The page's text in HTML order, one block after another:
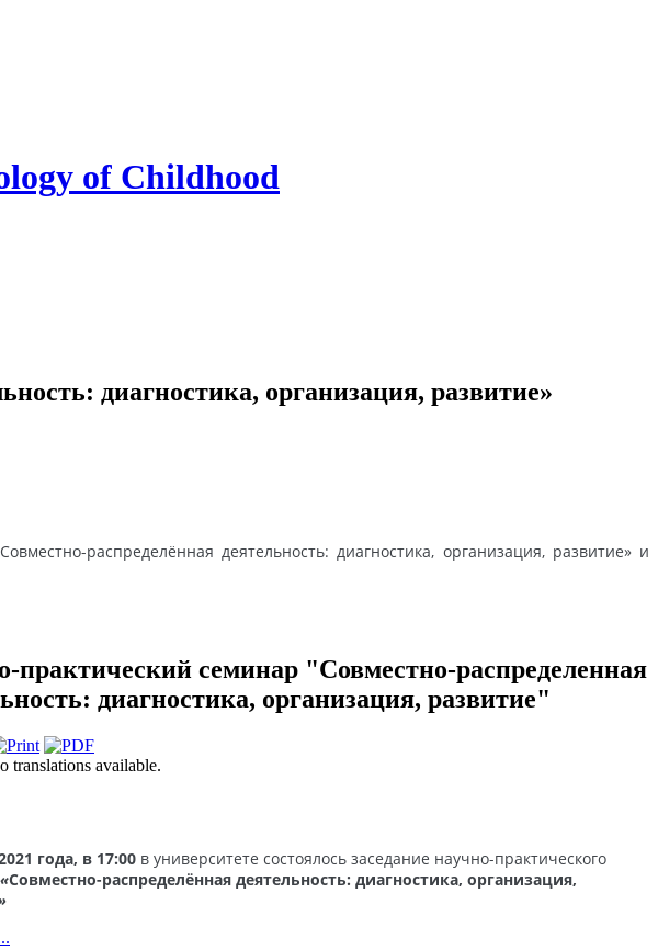
of Childhood
диагностика, организация, развитие»
распределённая деятельность: диагностика, организация, развитие» и
практический семинар "Совместно-распределенная
диагностика, организация, развитие"
translations available.
года, в 17:00 в университете состоялось заседание научно-практического
«Совместно-распределённая деятельность: диагностика, организация,